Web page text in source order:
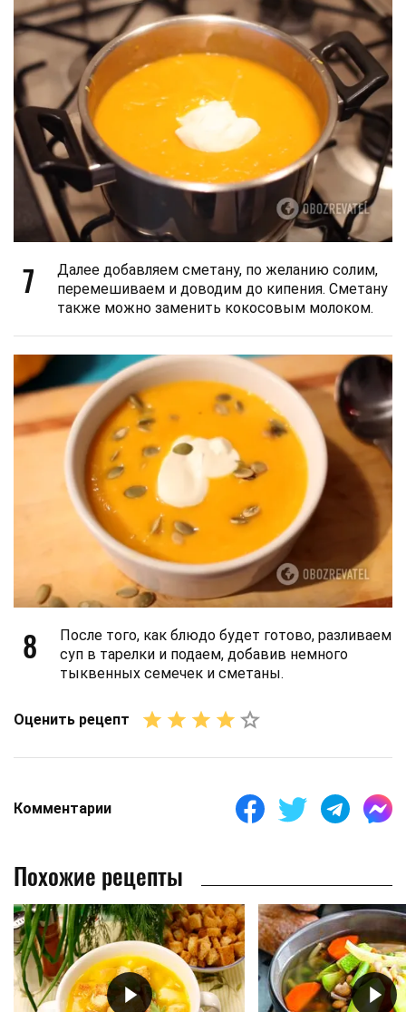
7
Далее добавляем сметану, по желанию солим,
перемешиваем и доводим до кипения. Сметану
также можно заменить кокосовым молоком.
8
После того, как блюдо будет готово, разливаем
суп в тарелки и подаем, добавив немного
тыквенных семечек и сметаны.
Оценить рецепт
Комментарии
Похожие рецепты